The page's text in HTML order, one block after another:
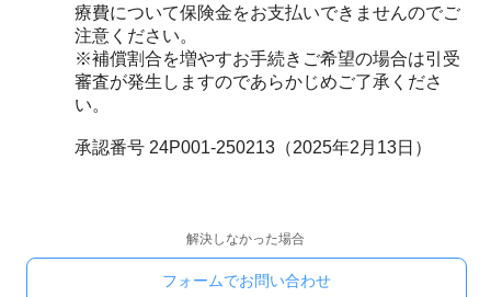
療費について保険金をお支払いできませんのでご
注意ください。
※補償割合を増やすお手続きご希望の場合は引受
審査が発生しますのであらかじめご了承くださ
い。
承認番号 24P001-250213（2025年2月13日）
解決しなかった場合
フォームでお問い合わせ